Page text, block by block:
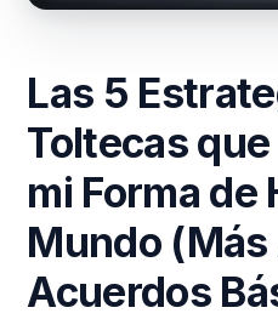
Las 5
Toltecas
mi Forma de
Mundo (Más
Acuerdos